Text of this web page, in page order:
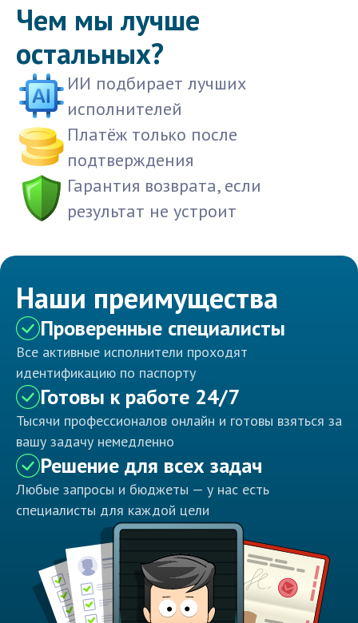
Чем мы лучше
остальных?
ИИ подбирает лучших
исполнителей
Платёж только после
подтверждения
Гарантия возврата, если
результат не устроит
Наши преимущества
Проверенные специалисты
Все активные исполнители проходят
идентификацию по паспорту
Готовы к работе 24/7
Тысячи профессионалов онлайн и готовы взяться за
вашу задачу немедленно
Решение для всех задач
Любые запросы и бюджеты — у нас есть
специалисты для каждой цели